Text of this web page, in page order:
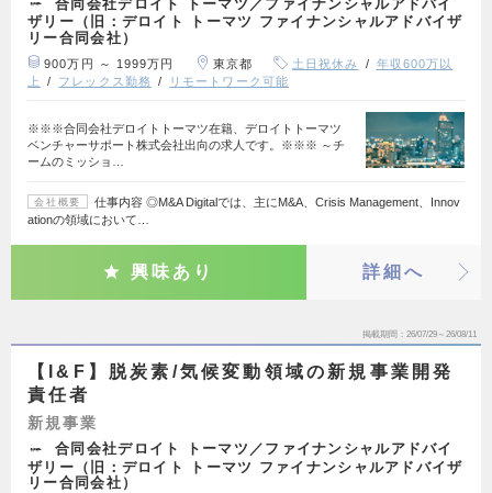
合同会社デロイト トーマツ／ファイナンシャルアドバイ
ザリー（旧：デロイト トーマツ ファイナンシャルアドバイザ
リー合同会社）
900万円 ～ 1999万円 東京都 土日祝休み
年収600万以
上
フレックス勤務 リモートワーク可能
※※※合同会社デロイトトーマツ在籍、デロイトトーマツ
ベンチャーサポート株式会社出向の求人です。※※※ ～チ
ームのミッショ…
会社概要
仕事内容 ◎M&A Digitalでは、主にM&A、Crisis Management、Innov
ationの領域において…
興味あり 詳細へ
掲載期間 26/07/29～26/08/11
【I&F】脱炭素/気候変動領域の新規事業開発
責任者
新規事業
合同会社デロイト トーマツ／ファイナンシャルアドバイ
ザリー（旧：デロイト トーマツ ファイナンシャルアドバイザ
リー合同会社）